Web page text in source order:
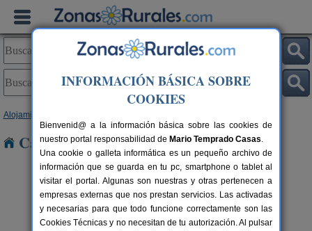
Alojamientos
Casas Rurales cerca de Calaf
INFORMACIÓN BÁSICA SOBRE
COOKIES
Bienvenid@ a la información básica sobre las cookies de
nuestro portal responsabilidad de Mario Temprado Casas.
Una cookie o galleta informática es un pequeño archivo de
información que se guarda en tu pc, smartphone o tablet al
visitar el portal. Algunas son nuestras y otras pertenecen a
empresas externas que nos prestan servicios. Las activadas
y necesarias para que todo funcione correctamente son las
Cookies Técnicas y no necesitan de tu autorización. Al pulsar